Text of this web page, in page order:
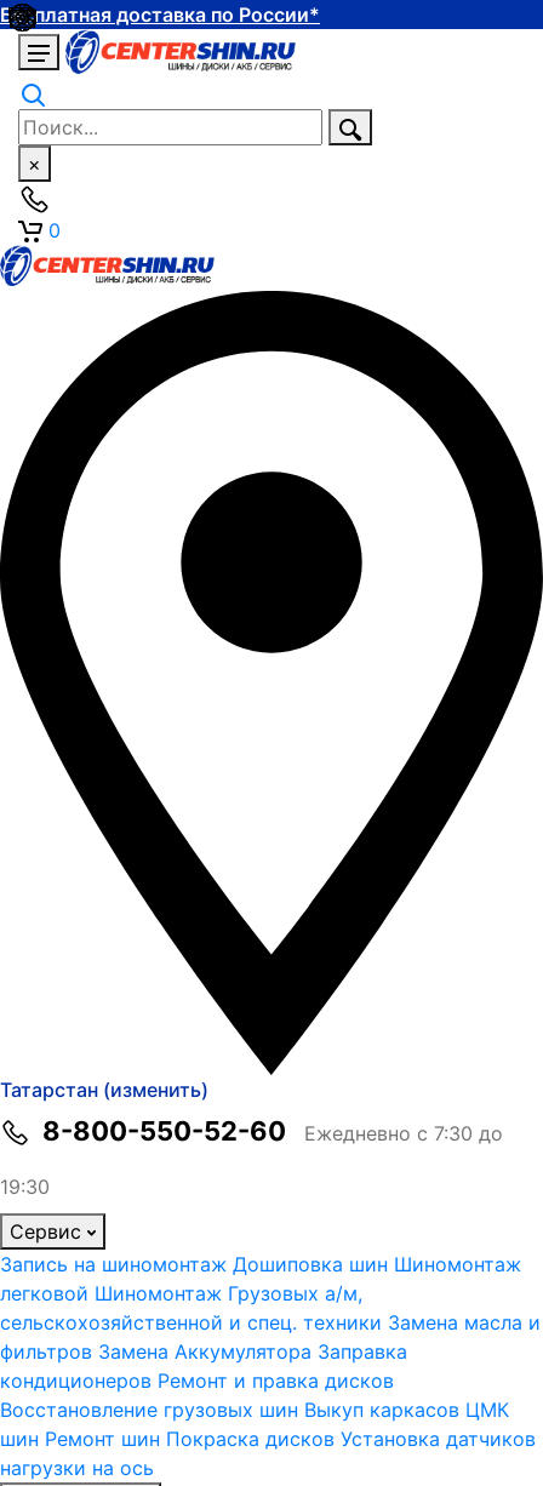
Бесплатная доставка по России*
×
0
Татарстан (изменить)
8-800-550-52-60 Ежедневно с 7:30 до
19:30
Сервис
Запись на шиномонтаж Дошиповка шин Шиномонтаж
легковой Шиномонтаж Грузовых а/м,
сельскохозяйственной и спец. техники Замена масла и
фильтров Замена Аккумулятора Заправка
кондиционеров Ремонт и правка дисков
Восстановление грузовых шин Выкуп каркасов ЦМК
шин Ремонт шин Покраска дисков Установка датчиков
нагрузки на ось